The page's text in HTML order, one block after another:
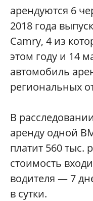
арендуются 6
2018 года
Camry, 4 из
этом году и 14
автомобиль
региональных
В
аренду одной
платит 560 тыс.
стоимость
водителя — 7
в сутки.